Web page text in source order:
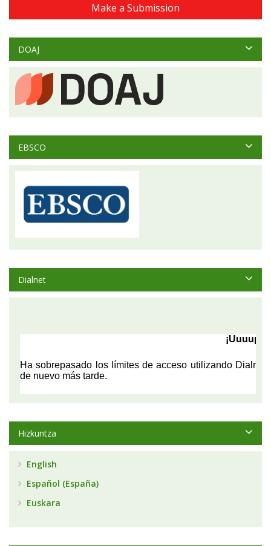
Make a Submission
DOAJ
EBSCO
Dialnet
Hizkuntza
English
Español (España)
Euskara